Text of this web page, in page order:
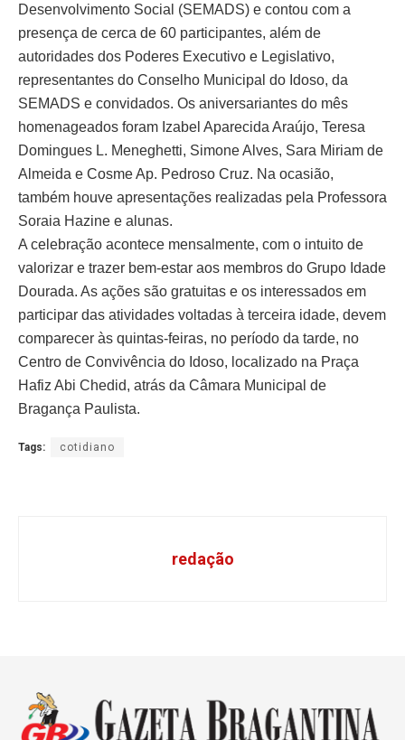
Desenvolvimento Social (SEMADS) e contou com a
presença de cerca de 60 participantes, além de
autoridades dos Poderes Executivo e Legislativo,
representantes do Conselho Municipal do Idoso, da
SEMADS e convidados. Os aniversariantes do mês
homenageados foram Izabel Aparecida Araújo, Teresa
Domingues L. Meneghetti, Simone Alves, Sara Miriam de
Almeida e Cosme Ap. Pedroso Cruz. Na ocasião,
também houve apresentações realizadas pela Professora
Soraia Hazine e alunas.
A celebração acontece mensalmente, com o intuito de
valorizar e trazer bem-estar aos membros do Grupo Idade
Dourada. As ações são gratuitas e os interessados em
participar das atividades voltadas à terceira idade, devem
comparecer às quintas-feiras, no período da tarde, no
Centro de Convivência do Idoso, localizado na Praça
Hafiz Abi Chedid, atrás da Câmara Municipal de
Bragança Paulista.
Tags: cotidiano
redação